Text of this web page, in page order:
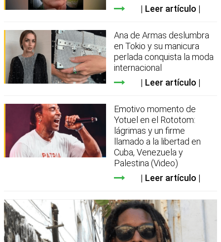
Leer artículo
Ana de Armas deslumbra
en Tokio y su manicura
perlada conquista la moda
internacional
Leer artículo
Emotivo momento de
Yotuel en el Rototom:
lágrimas y un firme
llamado a la libertad en
Cuba, Venezuela y
Palestina (Video)
Leer artículo